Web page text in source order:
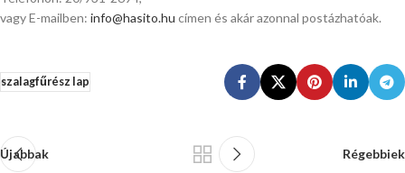
vagy E-mailben: info@hasito.hu címen és akár azonnal postázhatóak.
szalagfűrész lap
Újabbak Régebbiek